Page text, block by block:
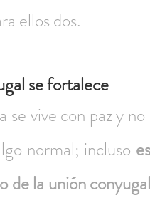
ellos dos.
se fortalece
se vive con paz y
normal; incluso
la unión